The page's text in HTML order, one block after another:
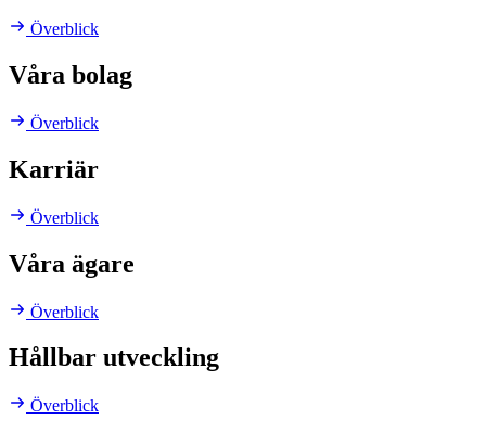
Överblick
Våra bolag
Överblick
Karriär
Överblick
Våra ägare
Överblick
Hållbar utveckling
Överblick